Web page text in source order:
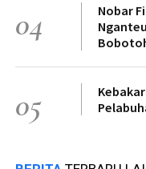
04
Nobar
05